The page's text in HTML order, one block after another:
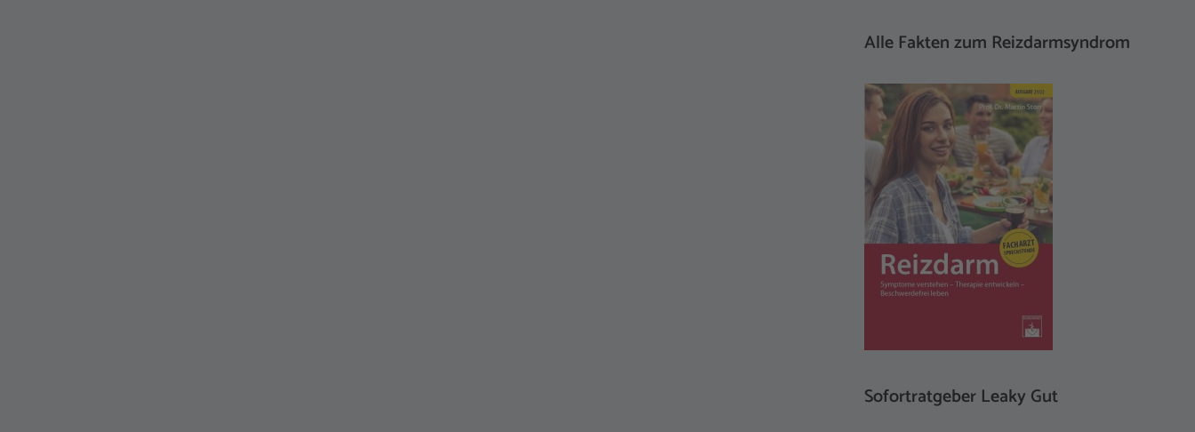
Alle Fakten zum Reizdarmsyndrom
Sofortratgeber Leaky Gut